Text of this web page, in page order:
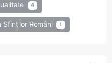
4
Sfinților Români 1